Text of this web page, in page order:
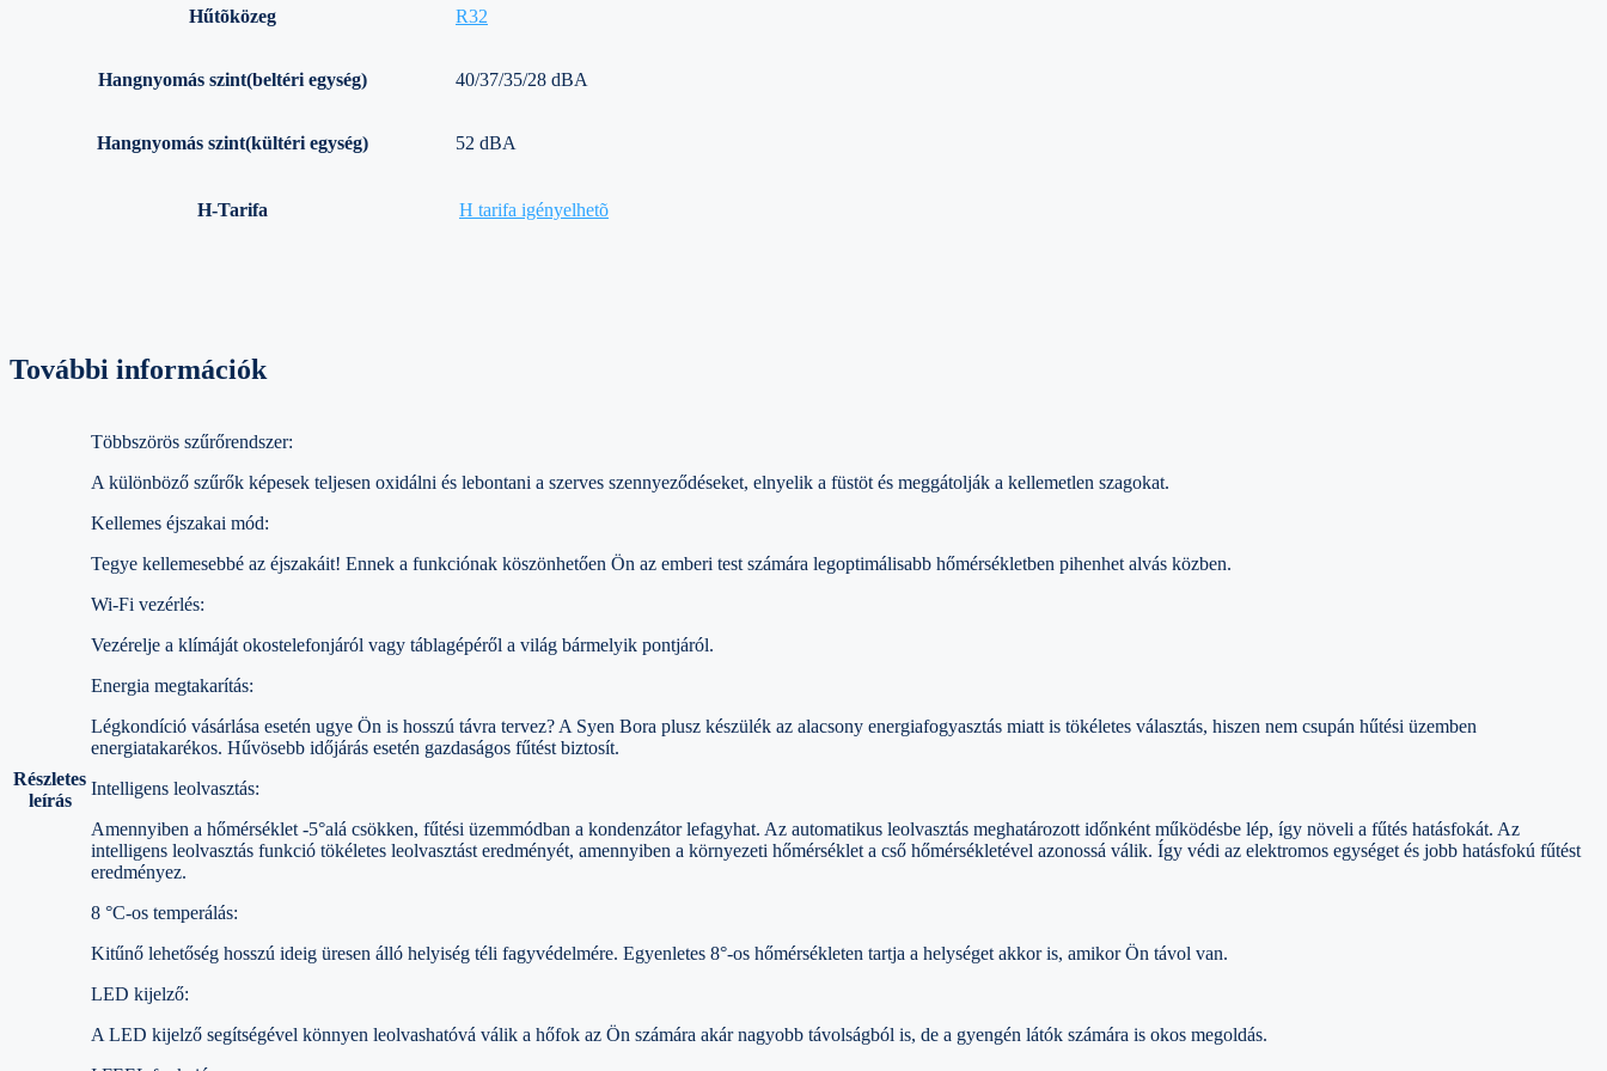
Hűtõközeg R32
Hangnyomás szint(beltéri egység) 40/37/35/28 dBA
Hangnyomás szint(kültéri egység) 52 dBA
H-Tarifa H tarifa igényelhetõ
További információk
Részletes
leírás
Többszörös szűrőrendszer:
A különböző szűrők képesek teljesen oxidálni és lebontani a szerves szennyeződéseket, elnyelik a füstöt és meggátolják a kellemetlen szagokat.
Kellemes éjszakai mód:
Tegye kellemesebbé az éjszakáit! Ennek a funkciónak köszönhetően Ön az emberi test számára legoptimálisabb hőmérsékletben pihenhet alvás közben.
Wi-Fi vezérlés:
Vezérelje a klímáját okostelefonjáról vagy táblagépéről a világ bármelyik pontjáról.
Energia megtakarítás:
Légkondíció vásárlása esetén ugye Ön is hosszú távra tervez? A Syen Bora plusz készülék az alacsony energiafogyasztás miatt is tökéletes választás, hiszen nem csupán hűtési üzemben
energiatakarékos. Hűvösebb időjárás esetén gazdaságos fűtést biztosít.
Intelligens leolvasztás:
Amennyiben a hőmérséklet -5°alá csökken, fűtési üzemmódban a kondenzátor lefagyhat. Az automatikus leolvasztás meghatározott időnként működésbe lép, így növeli a fűtés hatásfokát. Az
intelligens leolvasztás funkció tökéletes leolvasztást eredményét, amennyiben a környezeti hőmérséklet a cső hőmérsékletével azonossá válik. Így védi az elektromos egységet és jobb hatásfokú fűtést
eredményez.
8 °C-os temperálás:
Kitűnő lehetőség hosszú ideig üresen álló helyiség téli fagyvédelmére. Egyenletes 8°-os hőmérsékleten tartja a helységet akkor is, amikor Ön távol van.
LED kijelző:
A LED kijelző segítségével könnyen leolvashatóvá válik a hőfok az Ön számára akár nagyobb távolságból is, de a gyengén látók számára is okos megoldás.